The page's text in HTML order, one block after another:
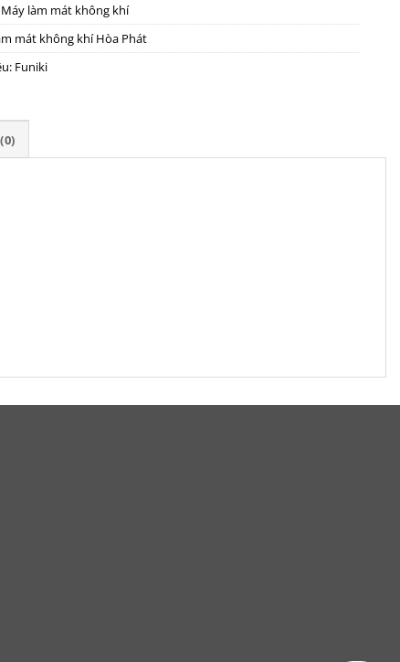
Máy làm mát không khí
mát không khí Hòa Phát
Funiki